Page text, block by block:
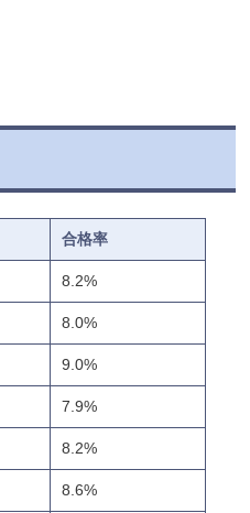
合格率
8.2%
8.0%
9.0%
7.9%
8.2%
8.6%